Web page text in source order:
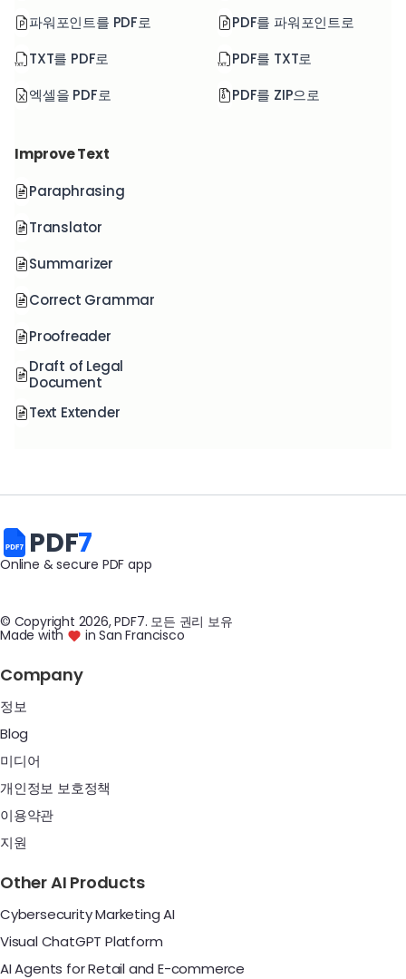
파워포인트를 PDF로
TXT를 PDF로
엑셀을 PDF로
PDF를 파워포인트로
PDF를 TXT로
PDF를 ZIP으로
Improve Text
Paraphrasing
Translator
Summarizer
Correct Grammar
Proofreader
Draft of Legal
Document
Text Extender
PDF7
Online & secure PDF app
© Copyright 2026, PDF7. 모든 권리 보유
Made with in San Francisco
Company
정보
Blog
미디어
개인정보 보호정책
이용약관
지원
Other AI Products
Cybersecurity Marketing AI
Visual ChatGPT Platform
AI Agents for Retail and E-commerce